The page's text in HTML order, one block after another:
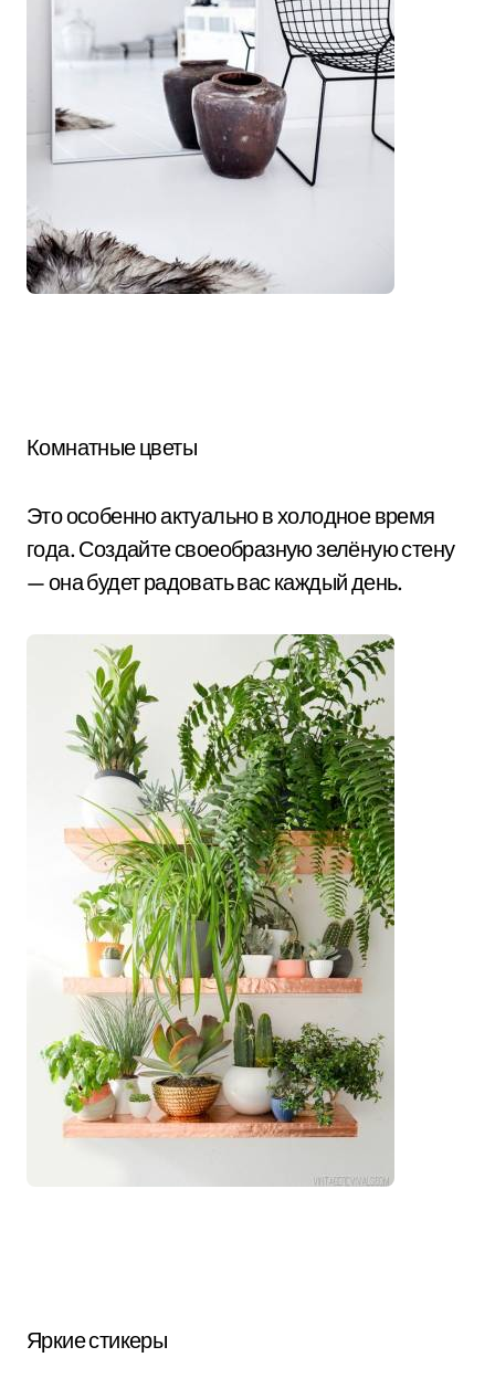
Комнатные цветы
Это особенно актуально в холодное время
года. Создайте своеобразную зелёную стену
— она будет радовать вас каждый день.
Яркие стикеры